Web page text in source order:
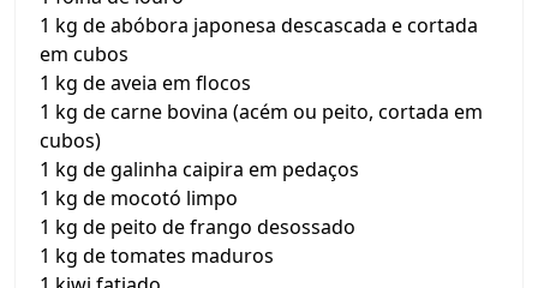
1 kg de abóbora japonesa descascada e cortada
em cubos
1 kg de aveia em flocos
1 kg de carne bovina (acém ou peito, cortada em
cubos)
1 kg de galinha caipira em pedaços
1 kg de mocotó limpo
1 kg de peito de frango desossado
1 kg de tomates maduros